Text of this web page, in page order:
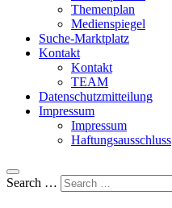
Themenplan
Medienspiegel
Suche-Marktplatz
Kontakt
Kontakt
TEAM
Datenschutzmitteilung
Impressum
Impressum
Haftungsausschluss
Search …